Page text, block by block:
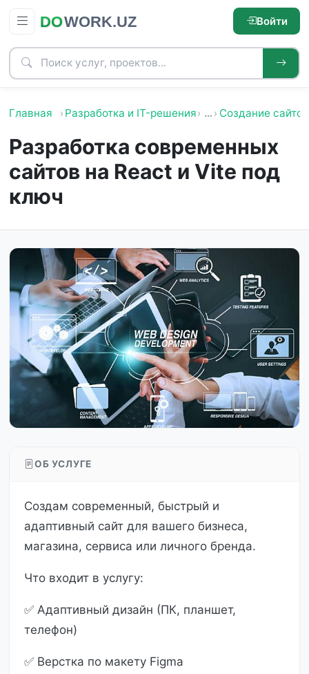
Войти
Главная Разработка и IT-решения … Создание сайтов
Разработка современных
сайтов на React и Vite под
ключ
ОБ УСЛУГЕ
Создам современный, быстрый и
адаптивный сайт для вашего бизнеса,
магазина, сервиса или личного бренда.
Что входит в услугу:
✅ Адаптивный дизайн (ПК, планшет,
телефон)
✅ Верстка по макету Figma